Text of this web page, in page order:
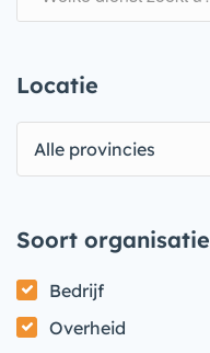
Locatie
Alle provincies
Soort organisatie
Bedrijf
Overheid